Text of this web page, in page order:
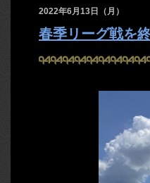
2022年6月13日（月）
春季リーグ戦を